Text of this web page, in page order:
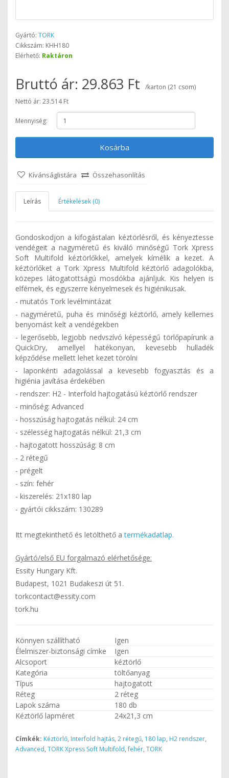
Gyártó: TORK
Cikkszám: KHH180
Elérhető: Raktáron
Bruttó ár: 29.863 Ft
/karton (21 csom)
Nettó ár: 23.514 Ft
Mennyiség:
Kosárba
Kívánságlistára Összehasonlítás
Leírás Értékelések (0)
Gondoskodjon a kifogástalan kéztörlésről, és kényeztesse
vendégeit a nagyméretű és kiváló minőségű Tork Xpress
Soft Multifold kéztörlőkkel, amelyek kímélik a kezet. A
kéztörlőket a Tork Xpress Multifold kéztörlő adagolókba,
közepes látogatottságú mosdókba ajánljuk. Kis helyen is
elférnek, és egyszerre kényelmesek és higiénikusak.
- mutatós Tork levélmintázat
- nagyméretű, puha és minőségi kéztörlő, amely kellemes
benyomást kelt a vendégekben
- legerősebb, legjobb nedvszívó képességű törlőpapírunk a
QuickDry, amellyel hatékonyan, kevesebb hulladék
képződése mellett lehet kezet törölni
- laponkénti adagolással a kevesebb fogyasztás és a
higiénia javítása érdekében
- rendszer: H2 - Interfold hajtogatású kéztörlő rendszer
- minőség: Advanced
- hosszúság hajtogatás nélkül: 24 cm
- szélesség hajtogatás nélkül: 21,3 cm
- hajtogatott hosszúság: 8 cm
- 2 rétegű
- prégelt
- szín: fehér
- kiszerelés: 21x180 lap
- gyártói cikkszám: 130289
Itt megtekinthető és letölthető atermékadatlap.
Gyártó/első EU forgalmazó elérhetősége:
Essity Hungary Kft.
Budapest, 1021 Budakeszi út 51.
torkcontact@essity.com
tork.hu
Könnyen szállítható
Igen
Élelmiszer-biztonsági címke
Igen
Alcsoport
kéztörlő
Kategória
töltőanyag
Típus
hajtogatott
Réteg
2 réteg
Lapok száma
180 db
Kéztörlő lapméret
24x21,3 cm
Címkék: Kéztörlő, Interfold hajtás, 2 rétegű, 180 lap, H2 rendszer,
Advanced, TORK Xpress Soft Multifold,fehér, TORK